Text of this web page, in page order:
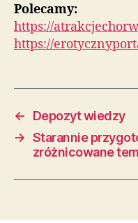
Polecamy:
https://
https://
←
Depozyt wiedzy
→ Starannie
zróżnicowane